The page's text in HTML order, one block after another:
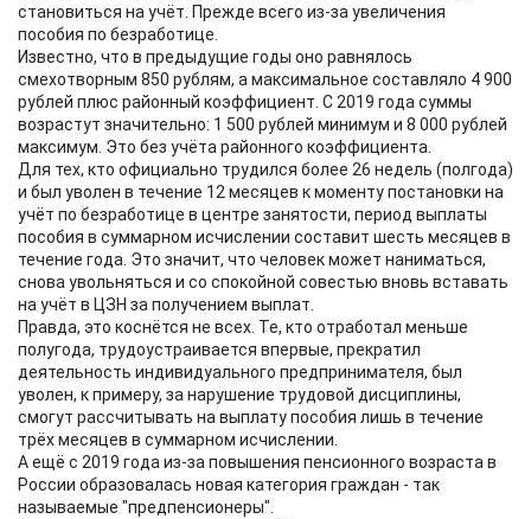
становиться на учёт. Прежде всего из-за увеличения
пособия по безработице.
Известно, что в предыдущие годы оно равнялось
смехотворным 850 рублям, а максимальное составляло 4 900
рублей плюс районный коэффициент. С 2019 года суммы
возрастут значительно: 1 500 рублей минимум и 8 000 рублей
максимум. Это без учёта районного коэффициента.
Для тех, кто официально трудился более 26 недель (полгода)
и был уволен в течение 12 месяцев к моменту постановки на
учёт по безработице в центре занятости, период выплаты
пособия в суммарном исчислении составит шесть месяцев в
течение года. Это значит, что человек может наниматься,
снова увольняться и со спокойной совестью вновь вставать
на учёт в ЦЗН за получением выплат.
Правда, это коснётся не всех. Те, кто отработал меньше
полугода, трудоустраивается впервые, прекратил
деятельность индивидуального предпринимателя, был
уволен, к примеру, за нарушение трудовой дисциплины,
смогут рассчитывать на выплату пособия лишь в течение
трёх месяцев в суммарном исчислении.
А ещё с 2019 года из-за повышения пенсионного возраста в
России образовалась новая категория граждан - так
называемые "предпенсионеры".